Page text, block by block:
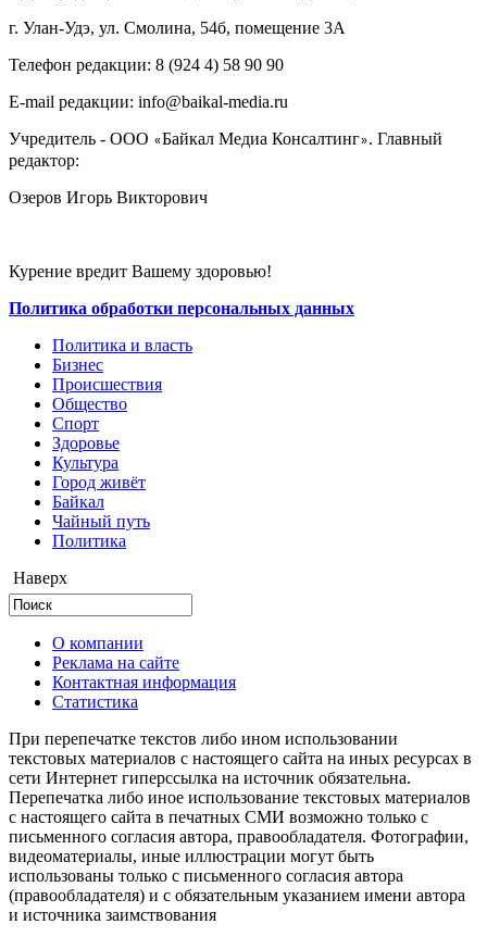
г. Улан-Удэ, ул. Смолина, 54б, помещение 3А
Телефон редакции: ‎‎8 (924 4) 58 90 90
E-mail редакции: info@baikal-media.ru
Учредитель - ООО «Байкал Медиа Консалтинг». Главный
редактор:
Озеров Игорь Викторович
Курение вредит Вашему здоровью!
Политика обработки персональных данных
Политика и власть
Бизнес
Происшествия
Общество
Cпорт
Здоровье
Культура
Город живёт
Байкал
Чайный путь
Политика
Наверх
О компании
Реклама на сайте
Контактная информация
Статистика
При перепечатке текстов либо ином использовании
текстовых материалов с настоящего сайта на иных ресурсах в
сети Интернет гиперссылка на источник обязательна.
Перепечатка либо иное использование текстовых материалов
с настоящего сайта в печатных СМИ возможно только с
письменного согласия автора, правообладателя. Фотографии,
видеоматериалы, иные иллюстрации могут быть
использованы только с письменного согласия автора
(правообладателя) и с обязательным указанием имени автора
и источника заимствования